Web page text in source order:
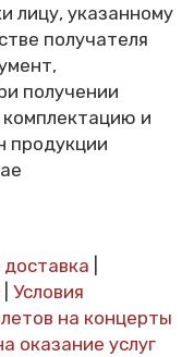
лицу, указанному
получателя
получении
и
продукции
Условия
на концерты
оказание услуг